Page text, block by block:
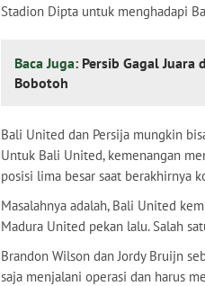
Stadion Dipta untuk menghadapi
Baca Juga: Persib Gagal
Bobotoh
Bali United dan Persija mungkin
Untuk Bali United, kemenangan
posisi lima besar saat berakhirnya
Masalahnya adalah, Bali United
Madura United pekan lalu. Salah
Brandon Wilson dan Jordy Bruijn
saja menjalani operasi dan harus